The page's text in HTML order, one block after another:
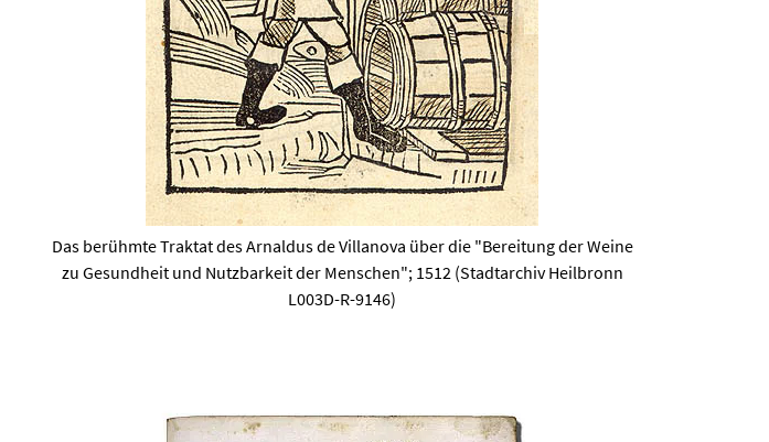
Das berühmte Traktat des Arnaldus de Villanova über die "Bereitung der Weine
zu Gesundheit und Nutzbarkeit der Menschen"; 1512 (Stadtarchiv Heilbronn
L003D-R-9146)